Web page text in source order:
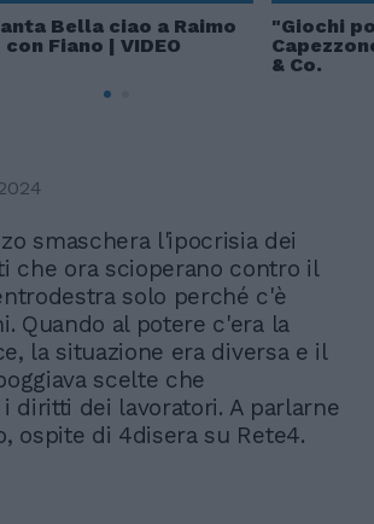
Bella ciao a Raimo
Fiano | VIDEO
"Giochi
& Co.
smaschera l'ipocrisia dei
che ora scioperano contro il
solo perché c'è
Quando al potere c'era la
la situazione era diversa e il
scelte che
diritti dei lavoratori. A parlarne
ospite di 4disera su Rete4.